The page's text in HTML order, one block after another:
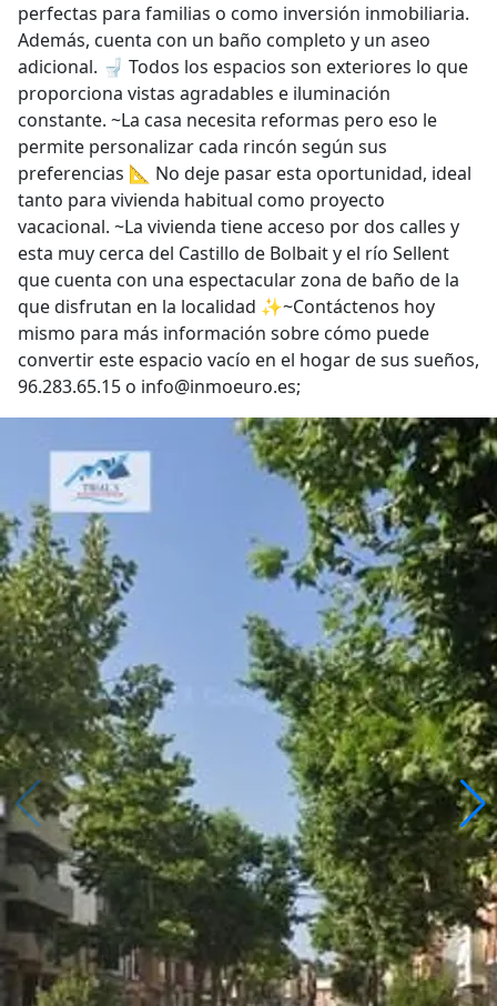
perfectas para familias o como inversión inmobiliaria.
Además, cuenta con un baño completo y un aseo
adicional. 🚽 Todos los espacios son exteriores lo que
proporciona vistas agradables e iluminación
constante. ~La casa necesita reformas pero eso le
permite personalizar cada rincón según sus
preferencias 📐 No deje pasar esta oportunidad, ideal
tanto para vivienda habitual como proyecto
vacacional. ~La vivienda tiene acceso por dos calles y
esta muy cerca del Castillo de Bolbait y el río Sellent
que cuenta con una espectacular zona de baño de la
que disfrutan en la localidad ✨~Contáctenos hoy
mismo para más información sobre cómo puede
convertir este espacio vacío en el hogar de sus sueños,
96.283.65.15 o info@inmoeuro.es;